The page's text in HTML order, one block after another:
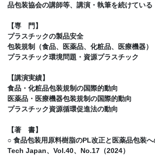
品包装協会の講師等、講演・執筆を続けている
【専 門】
プラスチックの製品安全
包装規制（食品、医薬品、化粧品、医療機器）
プラスチック環境問題・資源プラスチック
【講演実績】
食品・化粧品包装規制の国際的動向
医薬品・医療機器包装規制の国際的動向
プラスチック資源循環促進法の動向
【著 書】
○ 食品包装用原料樹脂のPL改正と医薬品包装
Tech Japan、Vol.40、No.17（2024）